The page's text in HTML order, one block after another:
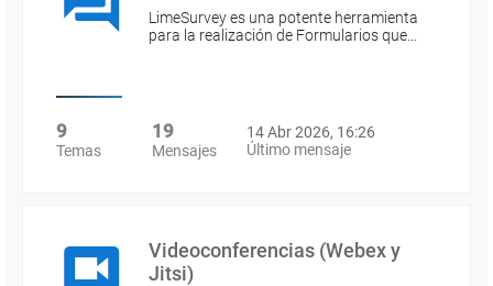
LimeSurvey es una potente herramienta
para la realización de Formularios que…
9
Temas
19
Mensajes
14 Abr 2026, 16:26
Último mensaje
Videoconferencias (Webex y
Jitsi)